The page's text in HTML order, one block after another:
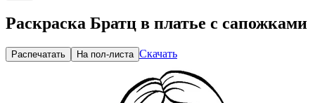
Раскраска Братц в платье с сапожками
Распечатать На пол-листа Скачать